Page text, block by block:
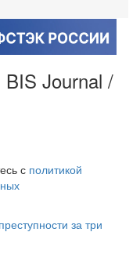
BIS Journal /
с политикой
за три